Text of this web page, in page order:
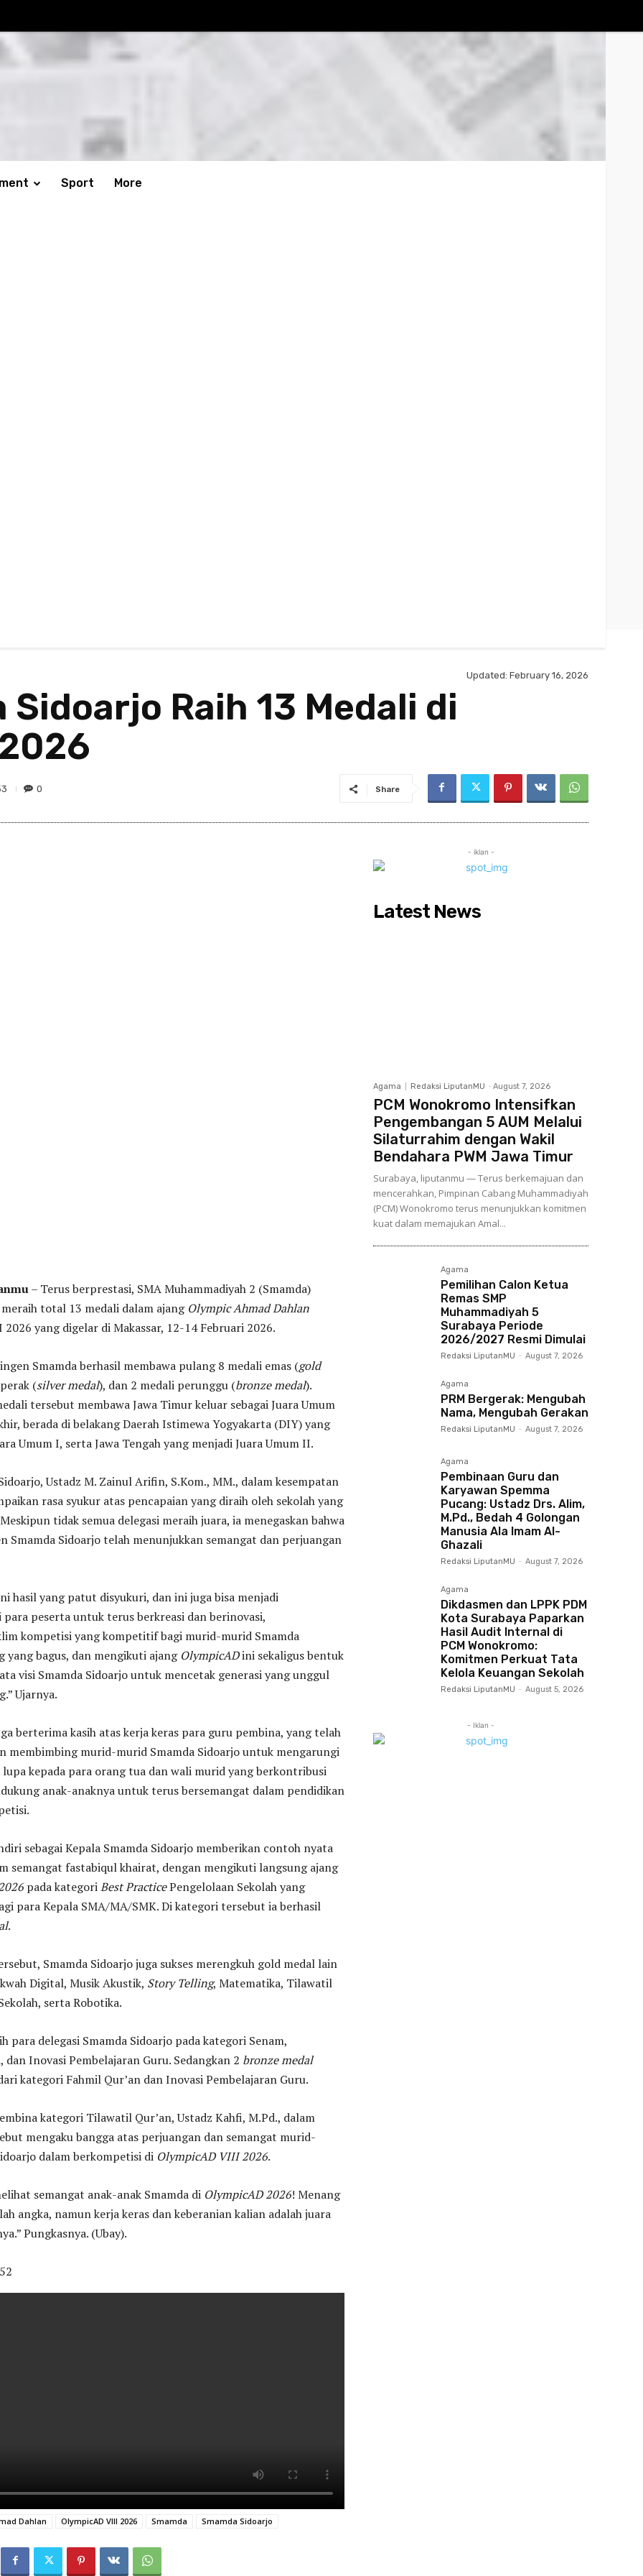
Sport More
Updated: February 16, 2026
Sidoarjo Raih 13 Medali di
0 Share
– Terus berprestasi, SMA Muhammadiyah 2 (Smamda)
total 13 medali dalam ajang Olympic Ahmad Dahlan
2026 yang digelar di Makassar, 12-14 Februari 2026.
Smamda berhasil membawa pulang 8 medali emas (gold
(silver medal), dan 2 medali perunggu (bronze medal).
tersebut membawa Jawa Timur keluar sebagai Juara Umum
berada di belakang Daerah Istimewa Yogyakarta (DIY) yang
Umum I, serta Jawa Tengah yang menjadi Juara Umum II.
Ustadz M. Zainul Arifin, S.Kom., MM., dalam kesempatan
rasa syukur atas pencapaian yang diraih oleh sekolah yang
tidak semua delegasi meraih juara, ia menegaskan bahwa
Smamda Sidoarjo telah menunjukkan semangat dan perjuangan
hasil yang patut disyukuri, dan ini juga bisa menjadi
para peserta untuk terus berkreasi dan berinovasi,
kompetisi yang kompetitif bagi murid-murid Smamda
yang bagus, dan mengikuti ajang OlympicADini sekaligus bentuk
visi Smamda Sidoarjo untuk mencetak generasi yang unggul
Ujarnya.
berterima kasih atas kerja keras para guru pembina, yang telah
membimbing murid-murid Smamda Sidoarjo untuk mengarungi
kepada para orang tua dan wali murid yang berkontribusi
anak-anaknya untuk terus bersemangat dalam pendidikan
sebagai Kepala Smamda Sidoarjo memberikan contoh nyata
semangat fastabiqul khairat, dengan mengikuti langsung ajang
pada kategoriBest PracticePengelolaan Sekolah yang
para Kepala SMA/MA/SMK. Di kategori tersebut ia berhasil
.
Smamda Sidoarjo juga sukses merengkuh gold medal lain
Digital, Musik Akustik, Story Telling, Matematika, Tilawatil
serta Robotika.
para delegasi Smamda Sidoarjo pada kategori Senam,
dan Inovasi Pembelajaran Guru. Sedangkan 2 bronze medal
kategori Fahmil Qur’an dan Inovasi Pembelajaran Guru.
kategori Tilawatil Qur’an, Ustadz Kahfi, M.Pd., dalam
mengaku bangga atas perjuangan dan semangat murid-
dalam berkompetisi di OlympicAD VIII 2026.
semangat anak-anak Smamda di OlympicAD 2026! Menang
angka, namun kerja keras dan keberanian kalian adalah juara
Pungkasnya. (Ubay).
Dahlan OlympicAD VIII 2026 Smamda Smamda Sidoarjo
- iklan -
Latest News
Agama Redaksi LiputanMU - August 7, 2026
PCM Wonokromo Intensifkan
Pengembangan 5 AUM Melalui
Silaturrahim dengan Wakil
Bendahara PWM Jawa Timur
Surabaya, liputanmu — Terus berkemajuan dan
mencerahkan, Pimpinan Cabang Muhammadiyah
(PCM) Wonokromo terus menunjukkan komitmen
kuat dalam memajukan Amal...
Agama
Pemilihan Calon Ketua
Remas SMP
Muhammadiyah 5
Surabaya Periode
2026/2027 Resmi Dimulai
Redaksi LiputanMU - August 7, 2026
Agama
PRM Bergerak: Mengubah
Nama, Mengubah Gerakan
Redaksi LiputanMU - August 7, 2026
Agama
Pembinaan Guru dan
Karyawan Spemma
Pucang: Ustadz Drs. Alim,
M.Pd., Bedah 4 Golongan
Manusia Ala Imam Al-
Ghazali
Redaksi LiputanMU - August 7, 2026
Agama
Dikdasmen dan LPPK PDM
Kota Surabaya Paparkan
Hasil Audit Internal di
PCM Wonokromo:
Komitmen Perkuat Tata
Kelola Keuangan Sekolah
Redaksi LiputanMU - August 5, 2026
- Iklan -